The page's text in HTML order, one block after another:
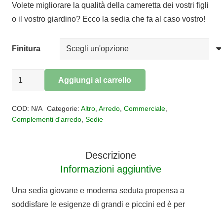
originale
era:
€273,00.
attuale
è:
€223,86.
Volete migliorare la qualità della cameretta dei vostri figli
o il vostro giardino? Ecco la sedia che fa al caso vostro!
Finitura
Kartell
quantità
Aggiungi al carrello
COD: N/A Categorie: Altro, Arredo, Commerciale,
Complementi d'arredo Sedie
Descrizione
Informazioni aggiuntive
Una sedia giovane e moderna seduta propensa a
soddisfare le esigenze di grandi e piccini ed è per